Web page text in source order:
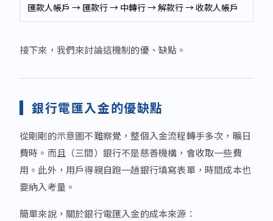
匯款人帳戶 → 匯款行 → 中轉行 → 解款行 → 收款人帳戶
接下來，我們來討論這機制的優、缺點。
銀行電匯入金的優缺點
從剛剛的示意圖不難察覺，整個入金流程轉手多次，曠日
費時。而且（三間）銀行不是慈善機構，會收取一些費
用。此外，用戶得親自跑一趟銀行填寫表單，時間成本也
要納入考量。
簡單來說，關於銀行電匯入金的成本來源：